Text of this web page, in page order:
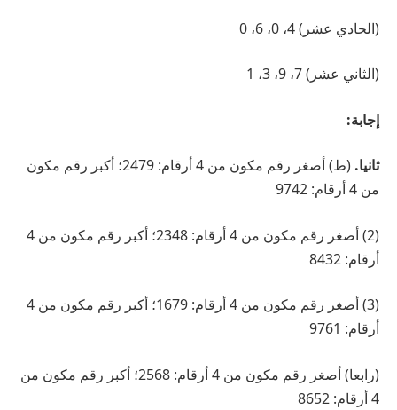
(الحادي عشر) 4، 0، 6، 0
(الثاني عشر) 7، 9، 3، 1
إجابة:
ثانيا.
(ط) أصغر رقم مكون من 4 أرقام: 2479؛ أكبر رقم مكون
من 4 أرقام: 9742
(2) أصغر رقم مكون من 4 أرقام: 2348؛ أكبر رقم مكون من 4
أرقام: 8432
(3) أصغر رقم مكون من 4 أرقام: 1679؛ أكبر رقم مكون من 4
أرقام: 9761
(رابعا) أصغر رقم مكون من 4 أرقام: 2568؛ أكبر رقم مكون من
4 أرقام: 8652